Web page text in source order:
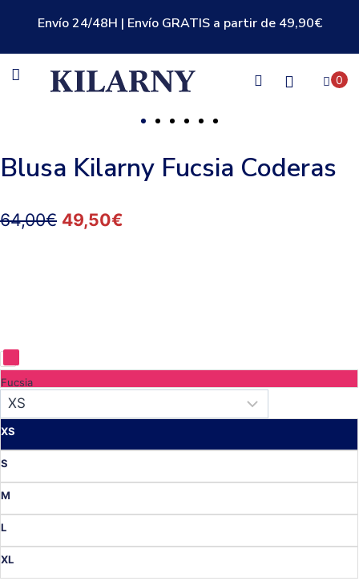
Envío 24/48H | Envío GRATIS a partir de 49,90€
0
Blusa Kilarny Fucsia Coderas
64,00€ 49,50€
Fucsia
XS
S
M
L
XL